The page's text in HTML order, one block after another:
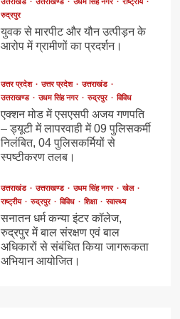
उत्तराखंड उत्तराखण्ड उधम सिंह नगर
राष्ट्रीय
रुद्रपुर
युवक से मारपीट और यौन उत्पीड़न के
आरोप में ग्रामीणों का प्रदर्शन।
उत्तर प्रदेश उत्तर प्रदेश
उत्तराखंड
उत्तराखण्ड
उधम सिंह नगर रुद्रपुर विविध
एक्शन मोड में एसएसपी अजय गणपति
– ड्यूटी में लापरवाही में 09 पुलिसकर्मी
निलंबित, 04 पुलिसकर्मियों से
स्पष्टीकरण तलब।
उत्तराखंड उत्तराखण्ड उधम सिंह नगर
खेल
राष्ट्रीय
रुद्रपुर विविध शिक्षा स्वास्थ्य
सनातन धर्म कन्या इंटर कॉलेज,
रुद्रपुर में बाल संरक्षण एवं बाल
अधिकारों से संबंधित किया जागरूकता
अभियान आयोजित।